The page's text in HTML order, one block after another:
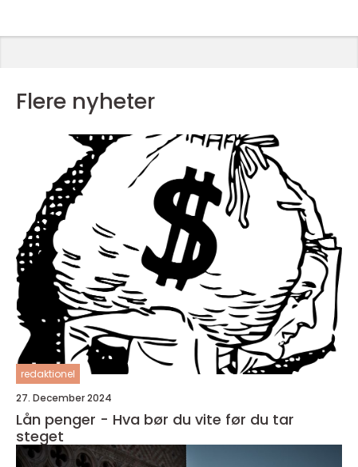
Flere nyheter
redaktionel
27. December 2024
Lån penger - Hva bør du vite før du tar
steget